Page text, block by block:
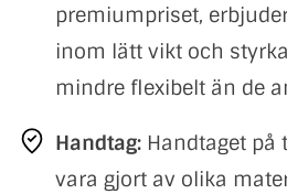
premiumpriset,
inom lätt vikt och
mindre flexibelt än de
Handtag: Handtaget på
vara gjort av olika